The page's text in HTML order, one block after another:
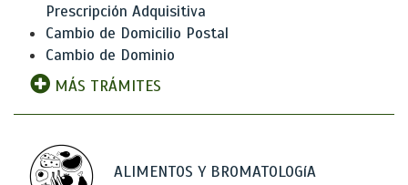
Prescripción Adquisitiva
Cambio de Domicilio Postal
Cambio de Dominio
MÁS TRÁMITES
ALIMENTOS Y BROMATOLOGíA